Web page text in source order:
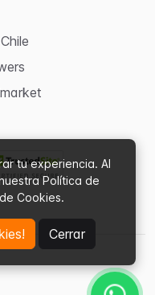
tu experiencia. Al
Política de
Cookies.
Cerrar